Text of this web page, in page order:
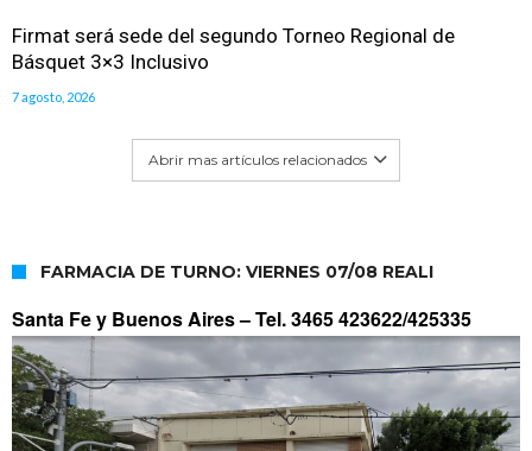
Firmat será sede del segundo Torneo Regional de
Básquet 3×3 Inclusivo
7 agosto, 2026
Abrir mas artículos relacionados
FARMACIA DE TURNO: VIERNES 07/08 REALI
Santa Fe y Buenos Aires –Tel. 3465 423622/425335